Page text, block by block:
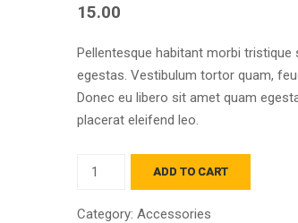
15.00
Pellentesque habitant morbi
egestas. Vestibulum tortor quam,
Donec eu libero sit amet quam
placerat eleifend leo.
Quantity ADD TO CART
Category: Accessories